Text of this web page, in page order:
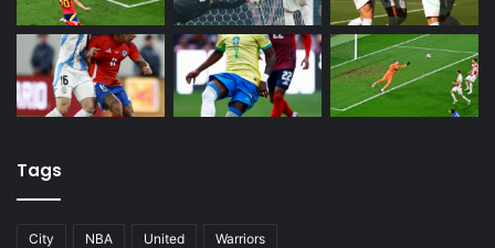
Tags
City NBA United Warriors